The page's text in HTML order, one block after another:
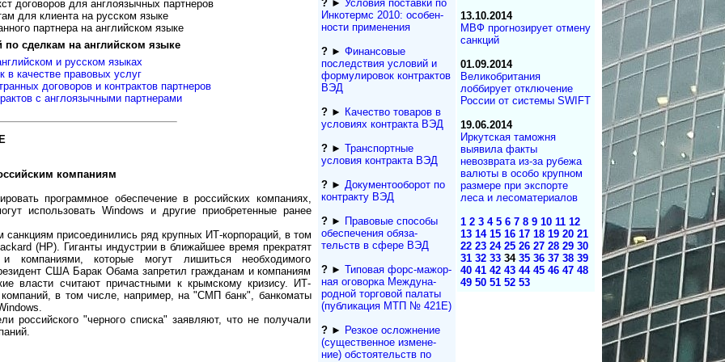
договоров для англо­языч­ных парт­неров
для кли­ента на рус­ском языке
парт­нера на анг­лий­ском языке
по сдел­кам на анг­лий­ском языке
и рус­ском языках
в каче­стве пра­во­вых ус­луг
дого­воров и конт­рактов парт­неров
с англо­языч­ными парт­нерами
компаниям
программное обеспечение в российских компаниях,
использовать Windows и другие приобретенные ранее
присоединились ряд крупных ИТ-корпораций, в том
(HP). Гиганты индустрии в ближайшее время прекратят
компаниями, которые могут лишиться необходимого
США Барак Обама запретил гражданам и компаниям
власти считают причастными к крымскому кризису. ИТ-
компаний, в том числе, например, на "СМП банк", банкоматы
российского "черного списка" заявляют, что не получали
?► Условия поставки по
Инкотермс 2010: осо­бен­
нос­ти применения
?► Финансовые
последствия условий и
формулировок контрактов
ВЭД
?► Качество товаров в
условиях контракта ВЭД
?► Транспортные
условия контракта ВЭД
?► Документооборот по
контракту ВЭД
?► Правовые способы
обеспечения обяза­
тельств в сфере ВЭД
?► Типовая форс-мажор­
ная оговорка Междуна­
род­ной торговой палаты
(публикация МТП № 421Е)
?► Резкое осложнение
(сущест­вен­ное измене­
ние) обсто­ятельств по
13.10.2014
МВФ прогнозирует отмену
санкций
01.09.2014
Великобритания
лоббирует отключение
России от системы SWIFT
19.06.2014
Иркутская таможня
выявила факты
невозврата из-за рубежа
валюты в особо крупном
размере при экспорте
леса и лесоматериалов
1 2 3 4 5 6 7 8 9 10 11 12
13 14 15 16 17 18 19 20 21
22 23 24 25 26 27 28 29 30
31 32 33 34 35 36 37 38 39
40 41 42 43 44 45 46 47 48
49 50 51 52 53